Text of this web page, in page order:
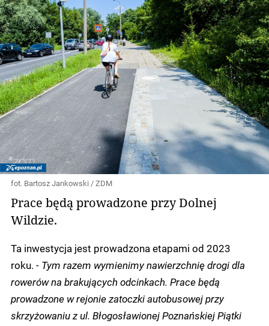
fot. Bartosz Jankowski / ZDM
Prace będą prowadzone przy Dolnej
Wildzie.
Ta inwestycja jest prowadzona etapami od 2023
roku. - Tym razem wymienimy nawierzchnię drogi dla
rowerów na brakujących odcinkach. Prace będą
prowadzone w rejonie zatoczki autobusowej przy
skrzyżowaniu z ul. Błogosławionej Poznańskiej Piątki